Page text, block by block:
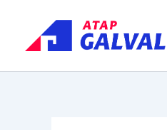
content